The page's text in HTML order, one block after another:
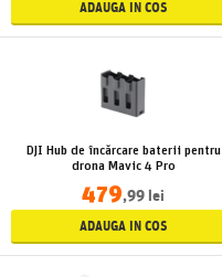
ADAUGA IN COS
DJI Hub de încărcare baterii pentru
drona Mavic 4 Pro
479,99 lei
ADAUGA IN COS